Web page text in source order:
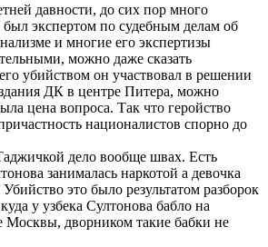
давности, до сих пор много
экспертом по судебным делам об
и многие его экспертизы
можно даже сказать
убийством он участвовал в решении
ДК в центре Питера, можно
цена вопроса. Так что геройство
националистов спорно до
дело вообще швах. Есть
занималась наркотой а девочка
это было результатом разборок
у узбека Султонова бабло на
Москвы, дворником такие бабки не